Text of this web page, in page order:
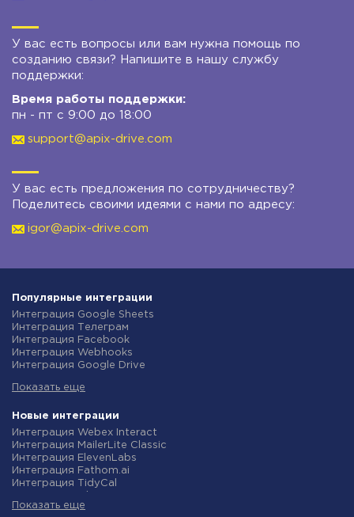
У вас есть вопросы или вам нужна помощь по
созданию связи? Напишите в нашу службу
поддержки:
Время работы поддержки:
пн - пт с 9:00 до 18:00
support@apix-drive.com
У вас есть предложения по сотрудничеству?
Поделитесь своими идеями с нами по адресу:
igor@apix-drive.com
Популярные интеграции
Интеграция Google Sheets
Интеграция Телеграм
Интеграция Facebook
Интеграция Webhooks
Интеграция Google Drive
Интеграция Gmail
Интеграция Новая Почта
Интеграция Binotel
Интеграция OpenAI (ChatGPT)
Интеграция Prom
Интеграция Приват24
Интеграция OLX
Интеграция TurboSMS
Интеграция SendPulse
Показать еще
Новые интеграции
Интеграция Webex Interact
Интеграция MailerLite Classic
Интеграция ElevenLabs
Интеграция Fathom.ai
Интеграция TidyCal
Интеграция Gist
Показать еще